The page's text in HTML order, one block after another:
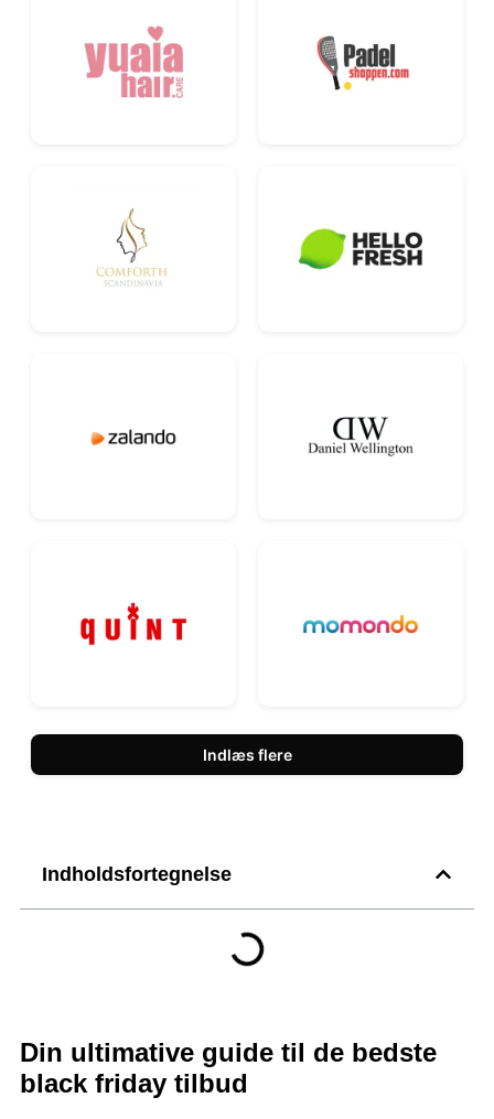
Indlæs flere
Indholdsfortegnelse
Din ultimative guide til de bedste
black friday tilbud